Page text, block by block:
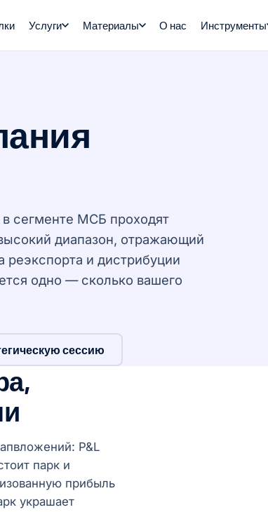
Услуги Материалы О нас Инструменты
сегменте МСБ проходят
диапазон, отражающий
и дистрибуции
одно — сколько вашего
сессию
P&L
парк и
прибыль
украшает